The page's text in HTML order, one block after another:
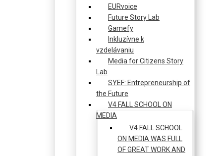
EURvoice
Future Story Lab
Gamefy
Inkluzívne k
vzdelávaniu
Media for Citizens Story
Lab
SYEF: Entrepreneurship of
the Future
V4 FALL SCHOOL ON
MEDIA
V4 FALL SCHOOL
ON MEDIA WAS FULL
OF GREAT WORK AND